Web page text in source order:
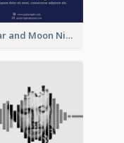
Guitar and Moon Night Flyer